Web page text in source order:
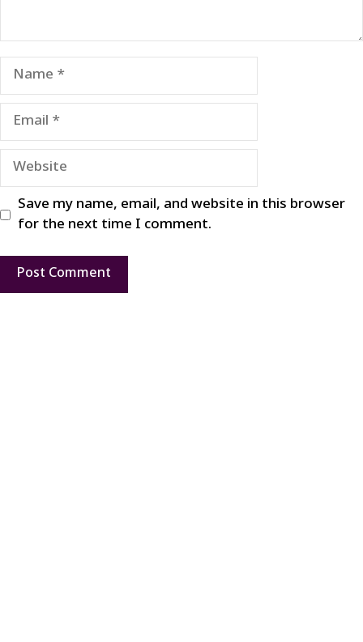
Name
Email
Website
Save my name, email, and website in this browser
for the next time I comment.